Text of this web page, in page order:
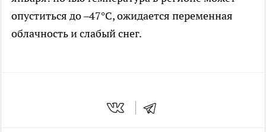
опуститься до –47°C, ожидается переменная
облачность и слабый снег.